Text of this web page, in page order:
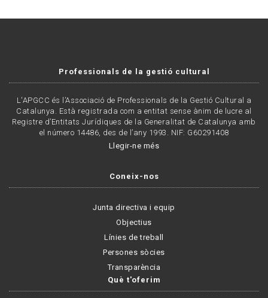
Professionals de la gestió cultural
L'APGCC és l’Associació de Professionals de la Gestió Cultural a
Catalunya. Està registrada com a entitat sense ànim de lucre al
Registre d’Entitats Jurídiques de la Generalitat de Catalunya amb
el número 14486, des de l’any 1993. NIF: G60291408
Llegir-ne més
Coneix-nos
Junta directiva i equip
Objectius
Línies de treball
Persones sòcies
Transparència
Què t'oferim